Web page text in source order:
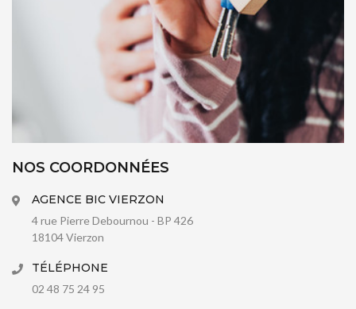
NOS COORDONNÉES
AGENCE BIC VIERZON
4 rue Pierre Debournou - BP 426
18104 Vierzon
TÉLÉPHONE
02 48 75 24 95